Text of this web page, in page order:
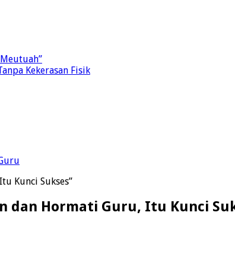
Kekerasan Fisik
Kunci Sukses”
dan Hormati Guru, Itu Kunci